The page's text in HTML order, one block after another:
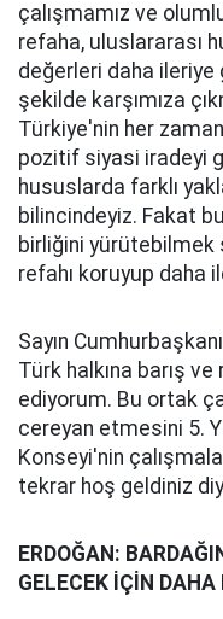
çalışmamız ve
refaha, uluslararası
değerleri daha
şekilde karşımıza
Türkiye'nin her
pozitif siyasi iradeyi
hususlarda farklı
bilincindeyiz. Fakat
birliğini yürütebilmek
refahı koruyup daha
Sayın
Türk halkına barış
ediyorum. Bu ortak
cereyan etmesini 5.
Konseyi'nin
tekrar hoş geldiniz
ERDOĞAN:
GELECEK İÇİN